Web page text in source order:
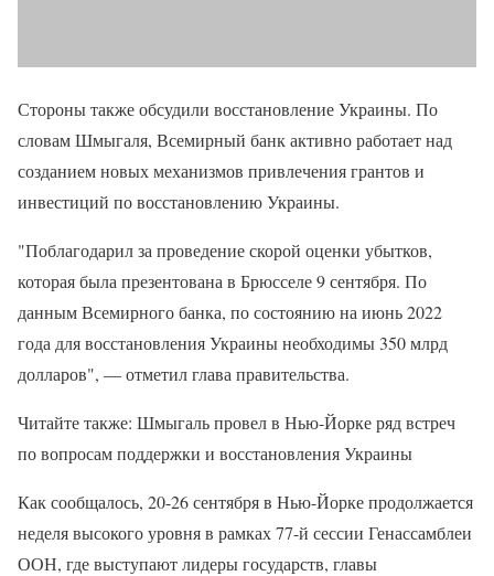
Стороны также обсудили восстановление Украины. По
словам Шмыгаля, Всемирный банк активно работает над
созданием новых механизмов привлечения грантов и
инвестиций по восстановлению Украины.
"Поблагодарил за проведение скорой оценки убытков,
которая была презентована в Брюсселе 9 сентября. По
данным Всемирного банка, по состоянию на июнь 2022
года для восстановления Украины необходимы 350 млрд
долларов", — отметил глава правительства.
Читайте также: Шмыгаль провел в Нью-Йорке ряд встреч
по вопросам поддержки и восстановления Украины
Как сообщалось, 20-26 сентября в Нью-Йорке продолжается
неделя высокого уровня в рамках 77-й сессии Генассамблеи
ООН, где выступают лидеры государств, главы